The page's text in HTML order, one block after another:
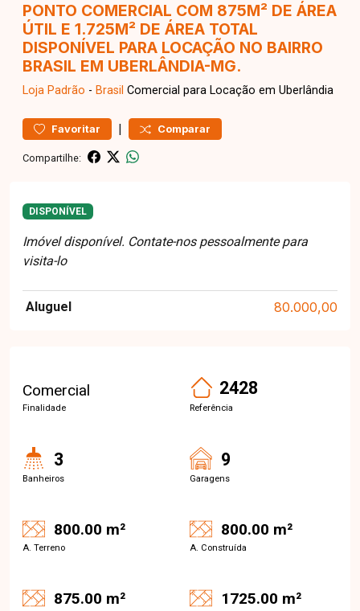
PONTO COMERCIAL COM 875M² DE ÁREA
ÚTIL E 1.725M² DE ÁREA TOTAL
DISPONÍVEL PARA LOCAÇÃO NO BAIRRO
BRASIL EM UBERLÂNDIA-MG.
Loja Padrão - Brasil Comercial para Locação em Uberlândia
Favoritar | Comparar
Compartilhe:
DISPONÍVEL
Imóvel disponível. Contate-nos pessoalmente para
visita-lo
Aluguel 80.000,00
Comercial
Finalidade
2428
Referência
3
Banheiros
9
Garagens
800.00 m²
A. Terreno
800.00 m²
A. Construída
875.00 m² 1725.00 m²